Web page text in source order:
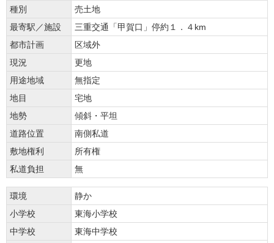
種別
売土地
最寄駅／施設
三重交通「甲賀口」停約１．４km
都市計画
区域外
現況
更地
用途地域
無指定
地目
宅地
地勢
傾斜・平坦
道路位置
南側私道
敷地権利
所有権
私道負担
無
環境
静か
小学校
東海小学校
中学校
東海中学校